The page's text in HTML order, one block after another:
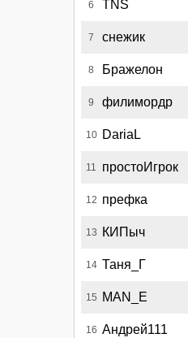
6 TNS
7 снежик
8 Бражелон
9 филимордр
10 DariaL
11 простоИгрок
12 префка
13 КИПыч
14 Таня_Г
15 MAN_E
16 Андрей111